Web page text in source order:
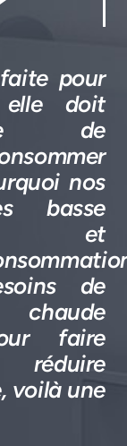
pour
doit
de
nos
basse
et
de
chaude
faire
voilà une